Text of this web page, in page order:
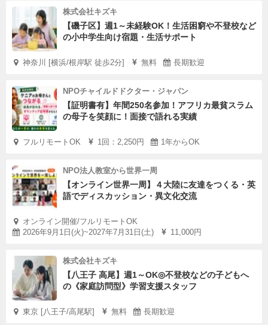
株式会社キズキ
【磯子区】週1～未経験OK！生活困窮や不登校など
の小中学生向け宿題・生活サポート
神奈川 [横浜/根岸駅 徒歩2分] 無料 長期歓迎
NPOチャイルドドクター・ジャパン
【証明書有】年間250名参加！アフリカ最貧スラム
の母子を笑顔に！面接で語れる実績
フルリモートOK 1回：2,250円 1年からOK
NPO法人教室から世界一周
【オンライン世界一周】４大陸に友達をつくる・英
語でディスカッション・異文化交流
オンライン開催/フルリモートOK
2026年9月1日(火)~2027年7月31日(土)
11,000円
株式会社キズキ
【八王子 高尾】週1～OK◎不登校などの子どもへ
の《家庭訪問型》学習支援スタッフ
東京 [八王子/高尾駅] 無料 長期歓迎